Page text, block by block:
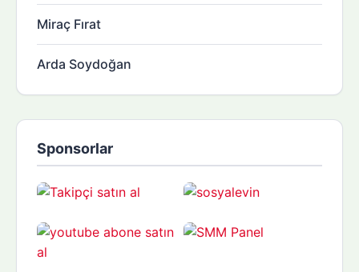
Miraç Fırat
Arda Soydoğan
Sponsorlar